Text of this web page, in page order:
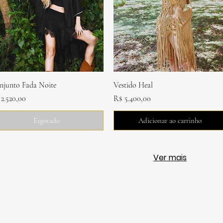
Visualização rápida
Fada Noite
Esgotado
Visualização rápida
Vestido Heal
Preço
R$ 5.400,00
Adicionar ao carrinho
Ver mais